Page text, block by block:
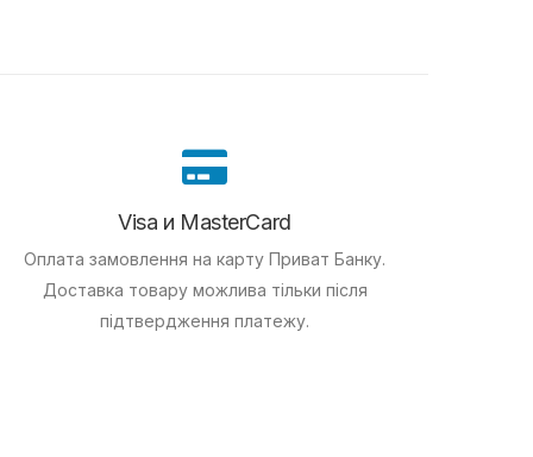
Visa и MasterCard
Оплата замовлення на карту Приват Банку.
Доставка товару можлива тільки після
підтвердження платежу.